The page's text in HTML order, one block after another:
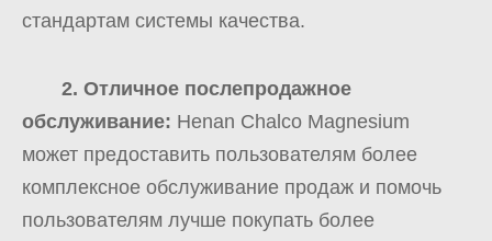
стандартам системы качества.
2. Отличное послепродажное
обслуживание: Henan Chalco Magnesium
может предоставить пользователям более
комплексное обслуживание продаж и помочь
пользователям лучше покупать более